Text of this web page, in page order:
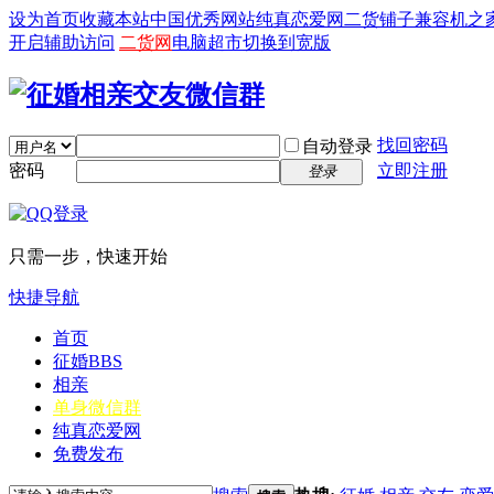
设为首页收藏本站中国优秀网站纯真恋爱网 二货铺子兼容机之
开启辅助访问 二货网 电脑超市切换到宽版
自动登录 找回密码
密码
登录 立即注册
只需一步，快速开始
快捷导航
首页
征婚BBS
相亲
单身微信群
纯真恋爱网
免费发布